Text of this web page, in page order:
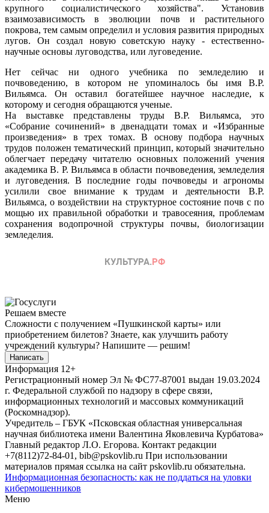
крупного социалистического хозяйства". Установив
взаимозависимость в эволюции почв и растительного
покрова, тем самым определил и условия развития природных
лугов. Он создал новую советскую науку - естественно-
научные основы луговодства, или луговедение.
Нет сейчас ни одного учебника по земледелию и
почвоведению, в котором не упоминалось бы имя В.Р.
Вильямса. Он оставил богатейшее научное наследие, к
которому и сегодня обращаются ученые.
На выставке представлены труды В.Р. Вильямса, это
«Собрание сочинений» в двенадцати томах и «Избранные
произведения» в трех томах. В основу подбора научных
трудов положен тематический принцип, который значительно
облегчает передачу читателю основных положений учения
академика В. Р. Вильямса в области почвоведения, земледелия
и луговедения. В последние годы почвоведы и агрономы
усилили свое внимание к трудам и деятельности В.Р.
Вильямса, о воздействии на структурное состояние почв с по
мощью их правильной обработки и травосеяния, проблемам
сохранения водопрочной структуры почвы, биологизации
земледелия.
Решаем вместе
Сложности с получением «Пушкинской карты» или
приобретением билетов? Знаете, как улучшить работу
учреждений культуры? Напишите — решим!
Написать
Информация 12+
Регистрационный номер Эл № ФС77-87001 выдан 19.03.2024
г. Федеральной службой по надзору в сфере связи,
информационных технологий и массовых коммуникаций
(Роскомнадзор).
Учредитель – ГБУК «Псковская областная универсальная
научная библиотека имени Валентина Яковлевича Курбатова»
Главный редактор Л.О. Егорова. Контакт редакции
+7(8112)72-84-01, bib@pskovlib.ru При использовании
материалов прямая ссылка на сайт pskovlib.ru обязательна.
Информационная безопасность: как не поддаться на уловки
кибермошенников
Меню